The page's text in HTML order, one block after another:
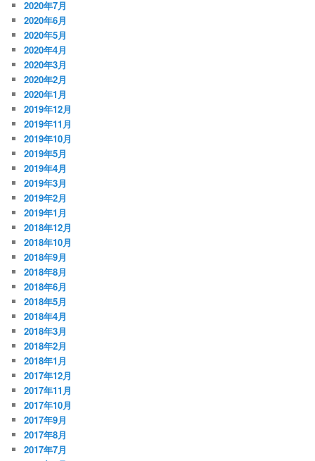
2020年7月
2020年6月
2020年5月
2020年4月
2020年3月
2020年2月
2020年1月
2019年12月
2019年11月
2019年10月
2019年5月
2019年4月
2019年3月
2019年2月
2019年1月
2018年12月
2018年10月
2018年9月
2018年8月
2018年6月
2018年5月
2018年4月
2018年3月
2018年2月
2018年1月
2017年12月
2017年11月
2017年10月
2017年9月
2017年8月
2017年7月